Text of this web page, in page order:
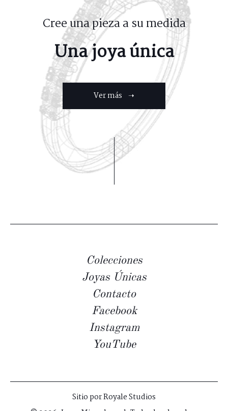
Cree una pieza a su medida
Una joya única
Ver más ➝
Colecciones
Joyas Únicas
Contacto
Facebook
Instagram
YouTube
Sitio porRoyale Studios